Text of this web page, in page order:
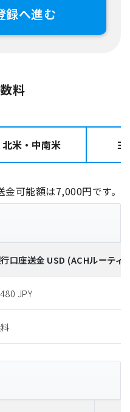
録へ進む
料
北米・中南米 ヨ
可能額は7,000円です。
口座送金 USD (ACHルーティ
JPY